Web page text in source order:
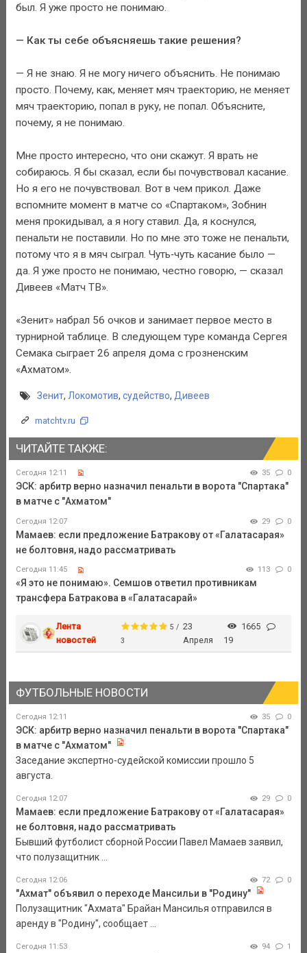
был. Я уже просто не понимаю.
— Как ты себе объясняешь такие решения?
— Я не знаю. Я не могу ничего объяснить. Не понимаю
просто. Почему, как, меняет мяч траекторию, не меняет
мяч траекторию, попал в руку, не попал. Объясните,
почему, я не понимаю.
Мне просто интересно, что они скажут. Я врать не
собираюсь. Я бы сказал, если бы почувствовал касание.
Но я его не почувствовал. Вот в чем прикол. Даже
вспомните момент в матче со «Спартаком», Зобнин
меня прокидывал, а я ногу ставил. Да, я коснулся,
пенальти не поставили. Но по мне это тоже не пенальти,
потому что я в мяч сыграл. Чуть‑чуть касание было —
да. Я уже просто не понимаю, честно говорю, — сказал
Дивеев «Матч ТВ».
«Зенит» набрал 56 очков и занимает первое место в
турнирной таблице. В следующем туре команда Сергея
Семака сыграет 26 апреля дома с грозненским
«Ахматом».
Зенит, Локомотив, судейство, Дивеев
matchtv.ru
ЧИТАЙТЕ ТАКЖЕ:
Сегодня 12:11 35 0
ЭСК: арбитр верно назначил пенальти в ворота "Спартака"
в матче с "Ахматом"
Сегодня 12:07 29 0
Мамаев: если предложение Батракову от «Галатасарая»
не болтовня, надо рассматривать
Сегодня 11:45 113 0
«Я это не понимаю». Семшов ответил противникам
трансфера Батракова в «Галатасарай»
Лента
новостей
5 /
3
23
Апреля
1665
19
ФУТБОЛЬНЫЕ НОВОСТИ
Сегодня 12:11 35 0
ЭСК: арбитр верно назначил пенальти в ворота "Спартака"
в матче с "Ахматом"
Заседание экспертно-судейской комиссии прошло 5
августа.
Сегодня 12:07 29 0
Мамаев: если предложение Батракову от «Галатасарая»
не болтовня, надо рассматривать
Бывший футболист сборной России Павел Мамаев заявил,
что полузащитник ...
Сегодня 12:06 72 0
"Ахмат" объявил о переходе Мансильи в "Родину"
Полузащитник "Ахмата" Брайан Мансилья отправился в
аренду в "Родину", сообщает ...
Сегодня 11:53 94 1